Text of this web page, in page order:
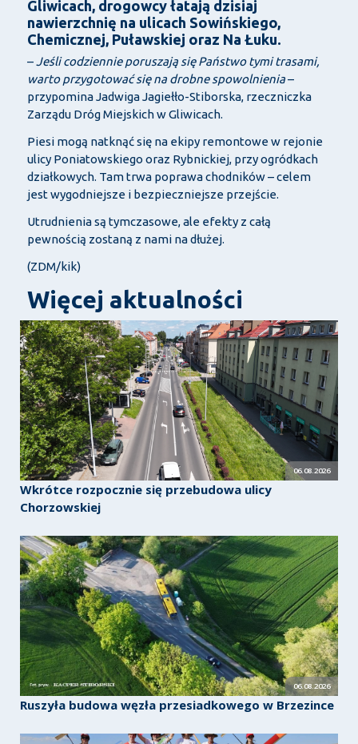
Gliwicach, drogowcy łatają dzisiaj
nawierzchnię na ulicach Sowińskiego,
Chemicznej, Puławskiej oraz Na Łuku.
–Jeśli codziennie poruszają się Państwo tymi trasami,
warto przygotować się na drobne spowolnienia–
przypomina Jadwiga Jagiełło-Stiborska, rzeczniczka
Zarządu Dróg Miejskich w Gliwicach.
Piesi mogą natknąć się na ekipy remontowe w rejonie
ulicy Poniatowskiego oraz Rybnickiej, przy ogródkach
działkowych. Tam trwa poprawa chodników – celem
jest wygodniejsze i bezpieczniejsze przejście.
Utrudnienia są tymczasowe, ale efekty z całą
pewnością zostaną z nami na dłużej.
(ZDM/kik)
Więcej aktualności
06.08.2026
Wkrótce rozpocznie się przebudowa ulicy
Chorzowskiej
06.08.2026
Ruszyła budowa węzła przesiadkowego w Brzezince